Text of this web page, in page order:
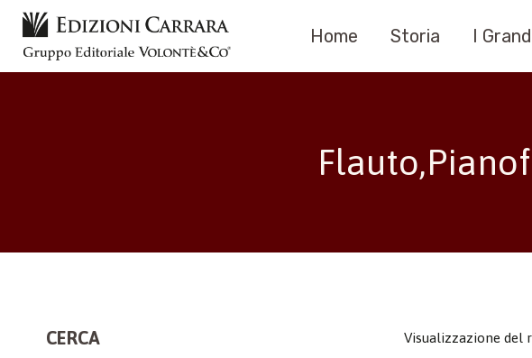
Salta
contenuto
Home Storia I
Visualizzazione del
CERCA